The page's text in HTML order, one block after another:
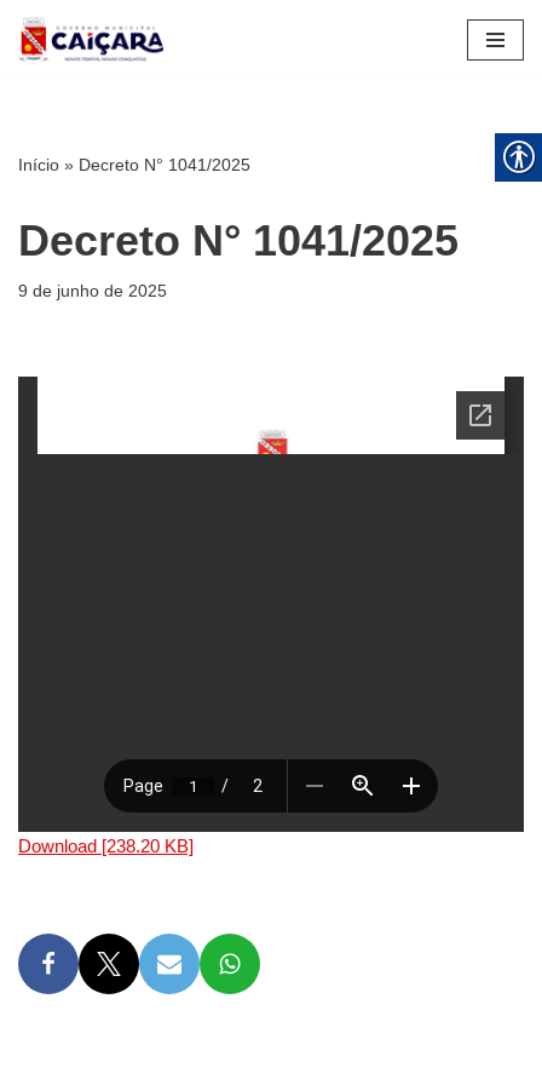
Pular
Início » Decreto N° 1041/2025
Decreto N° 1041/2025
9 de junho de 2025
Download [238.20 KB]